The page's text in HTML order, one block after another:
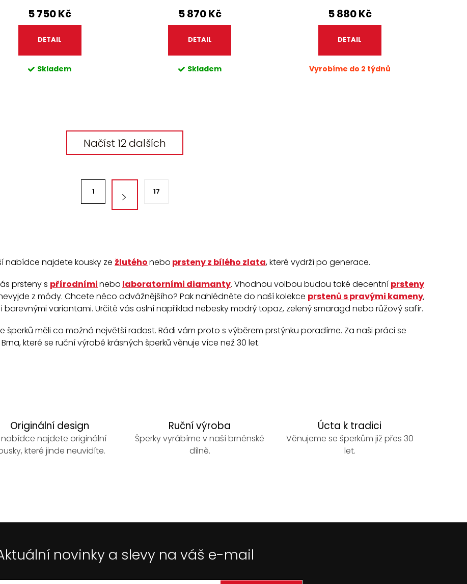
5 750 Kč
DETAIL
Skladem
5 870 Kč
DETAIL
Skladem
5 880 Kč
DETAIL
Vyrobíme do 2 týdnů
Načíst 12 dalších
1 17
nabídce najdete kousky ze žlutéhonebo prsteny z bílého zlata, které vydrží po generace.
prsteny s přírodníminebo laboratorními diamanty. Vhodnou volbou budou také decentní prsteny
z módy. Chcete něco odvážnějšího? Pak nahlédněte do naší kolekce prstenů s pravými kameny,
variantami. Určitě vás oslní například nebesky modrý topaz, zelený smaragd nebo růžový safír.
šperků měli co možná největší radost. Rádi vám proto s výběrem prstýnku poradíme. Za naši práci se
které se ruční výrobě krásných šperků věnuje více než 30 let.
Originální design
nabídce najdete originální
které jinde neuvidíte.
Ruční výroba
Šperky vyrábíme v naší brněnské
dílně.
Úcta k tradici
Věnujeme se šperkům již přes 30
let.
novinky a slevy na váš e-mail